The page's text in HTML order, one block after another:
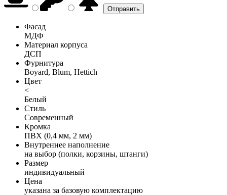
Фасад
МДФ
Материал корпуса
ДСП
Фурнитура
Boyard, Blum, Hettich
Цвет
<
Белый
Стиль
Современный
Кромка
ПВХ (0,4 мм, 2 мм)
Внутреннее наполнение
на выбор (полки, корзины, штанги)
Размер
индивидуальный
Цена
указана за базовую комплектацию